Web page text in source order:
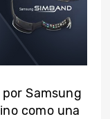
Samsung
como una